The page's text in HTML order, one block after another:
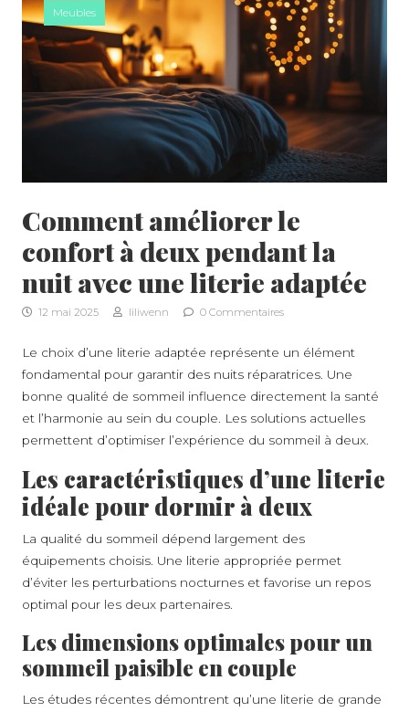
Meubles
Comment améliorer le
confort à deux pendant la
nuit avec une literie adaptée
12 mai 2025 liliwenn 0 Commentaires
Le choix d’une literie adaptée représente un élément
fondamental pour garantir des nuits réparatrices. Une
bonne qualité de sommeil influence directement la santé
et l’harmonie au sein du couple. Les solutions actuelles
permettent d’optimiser l’expérience du sommeil à deux.
Les caractéristiques d’une literie
idéale pour dormir à deux
La qualité du sommeil dépend largement des
équipements choisis. Une literie appropriée permet
d’éviter les perturbations nocturnes et favorise un repos
optimal pour les deux partenaires.
Les dimensions optimales pour un
sommeil paisible en couple
Les études récentes démontrent qu’une literie de grande